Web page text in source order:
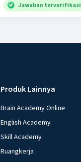
Jawaban terverifikasi
Produk Lainnya
Brain Academy Online
English Academy
Skill Academy
Ruangkerja